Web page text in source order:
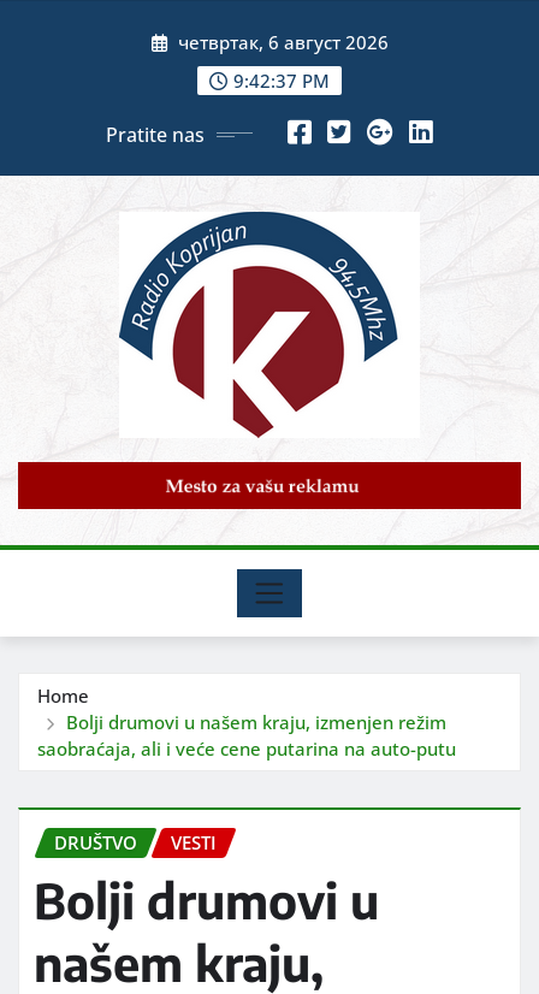
четвртак, 6 август 2026
9:42:39 PM
Pratite nas
Home
Bolji drumovi u našem kraju, izmenjen režim
saobraćaja, ali i veće cene putarina na auto-putu
DRUŠTVO VESTI
Bolji drumovi u
našem kraju,